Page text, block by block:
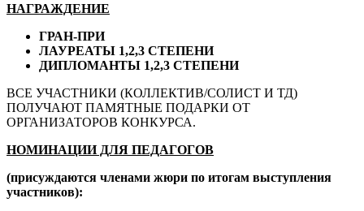
НАГРАЖДЕНИЕ
ГРАН-ПРИ
ЛАУРЕАТЫ 1,2,3 СТЕПЕНИ
ДИПЛОМАНТЫ 1,2,3 СТЕПЕНИ
ВСЕ УЧАСТНИКИ (КОЛЛЕКТИВ/СОЛИСТ И ТД)
ПОЛУЧАЮТ ПАМЯТНЫЕ ПОДАРКИ ОТ
ОРГАНИЗАТОРОВ КОНКУРСА.
НОМИНАЦИИ ДЛЯ ПЕДАГОГОВ
(присуждаются членами жюри по итогам выступления
участников):